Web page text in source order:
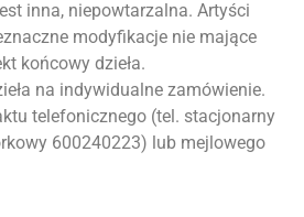
inna, niepowtarzalna. Artyści
modyfikacje nie mające
końcowy dzieła.
na indywidualne zamówienie.
telefonicznego (tel. stacjonarny
600240223) lub mejlowego